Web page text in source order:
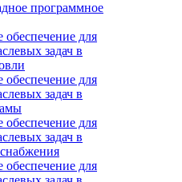
программное
для
задач в
для
задач в
для
задач в
для